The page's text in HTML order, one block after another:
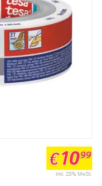
inkl. 20% MwSt.
€1099